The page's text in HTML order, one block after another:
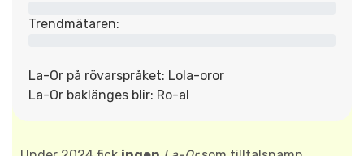
Trendmätaren:
La-Or på rövarspråket: Lola-oror
La-Or baklänges blir: Ro-al